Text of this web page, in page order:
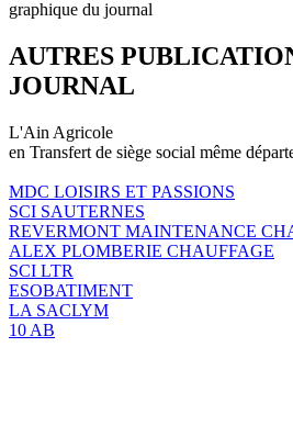
graphique du journal
AUTRES
JOURNAL
L'Ain Agricole
en Transfert de siège social même
MDC LOISIRS ET PASSIONS
SCI SAUTERNES
REVERMONT MAINTENANCE
ALEX PLOMBERIE CHAUFFAGE
SCI LTR
ESOBATIMENT
LA SACLYM
10 AB